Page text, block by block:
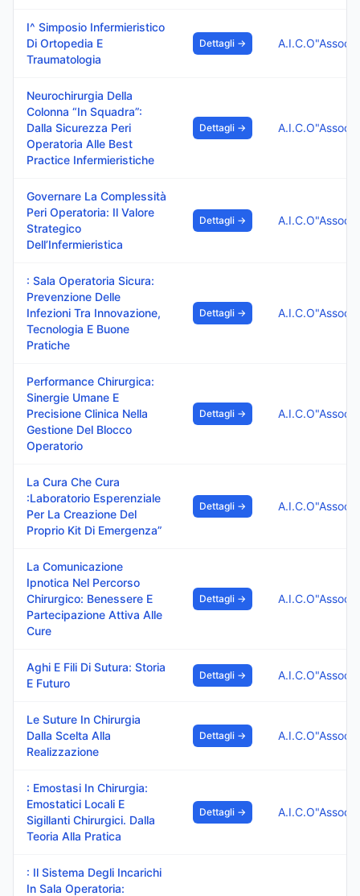
I^ Simposio Infermieristico
Di Ortopedia E
Traumatologia
Dettagli →
Neurochirurgia Della
Colonna “In Squadra”:
Dalla Sicurezza Peri
Operatoria Alle Best
Practice Infermieristiche
Dettagli →
Governare La Complessità
Peri Operatoria: Il Valore
Strategico
Dell’Infermieristica
Dettagli →
: Sala Operatoria Sicura:
Prevenzione Delle
Infezioni Tra Innovazione,
Tecnologia E Buone
Pratiche
Dettagli →
Performance Chirurgica:
Sinergie Umane E
Precisione Clinica Nella
Gestione Del Blocco
Operatorio
Dettagli →
La Cura Che Cura
:Laboratorio Esperenziale
Per La Creazione Del
Proprio Kit Di Emergenza”
Dettagli →
La Comunicazione
Ipnotica Nel Percorso
Chirurgico: Benessere E
Partecipazione Attiva Alle
Cure
Dettagli →
Aghi E Fili Di Sutura: Storia
E Futuro
Dettagli →
Le Suture In Chirurgia
Dalla Scelta Alla
Realizzazione
Dettagli →
: Emostasi In Chirurgia:
Emostatici Locali E
Sigillanti Chirurgici. Dalla
Teoria Alla Pratica
Dettagli →
: Il Sistema Degli Incarichi
In Sala Operatoria: